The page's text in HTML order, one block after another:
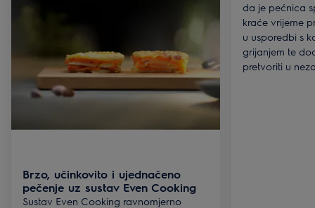
Brzo, učinkovito i ujednačeno
pečenje uz sustav Even Cooking
Sustav Even Cooking ravnomjerno
da je pećnica
kraće vrijeme
u usporedbi s
grijanjem te
pretvoriti u